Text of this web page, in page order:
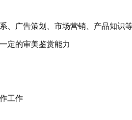
、广告策划、市场营销、产品知识
定的审美鉴赏能力
工作